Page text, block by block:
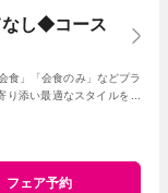
なし◆コース
食」「会食のみ」などプラ
り添い最適なスタイルをご
フェア予約